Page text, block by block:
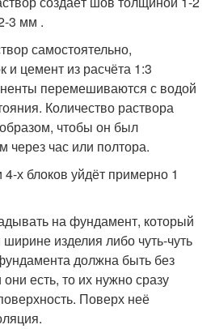
3 мм .
самостоятельно,
и цемент из расчёта 1:3
перемешиваются с водой
Количество раствора
чтобы он был
через час или полтора.
4-х блоков уйдёт примерно 1
на фундамент, который
изделия либо чуть-чуть
должна быть без
есть, то их нужно сразу
Поверх неё